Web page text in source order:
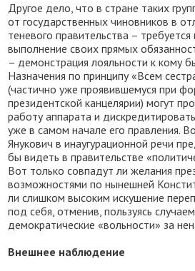
Другое дело, что в стране таких
от государственных чиновников в
теневого правительства –
выполнение своих прямых
– демонстрация лояльности к кому
Назначения по принципу «Всем
(частично уже проявившемуся при
президентской канцелярии) могут
работу аппарата и
уже в самом начале его правления.
Янукович в инаугурационной речи
бы видеть в правительстве
Вот только совпадут ли желания
возможностями по нынешней
ли слишком высоким искушение
под себя, отменив, пользуясь
демократические «вольности» за
Внешнее наблюдение